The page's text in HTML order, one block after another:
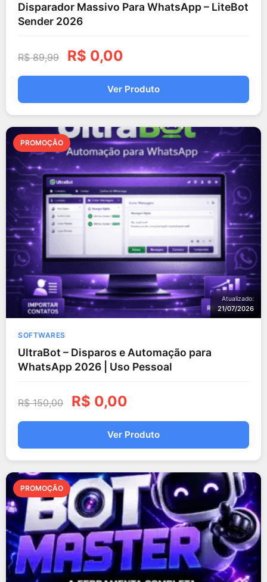
Disparador Massivo Para WhatsApp – LiteBot
Sender 2026
R$89,99 R$ 0,00
Ver Produto
PROMOÇÃO
Atualizado:
21/07/2026
SOFTWARES
UltraBot – Disparos e Automação para
WhatsApp 2026 | Uso Pessoal
R$150,00 R$ 0,00
Ver Produto
PROMOÇÃO